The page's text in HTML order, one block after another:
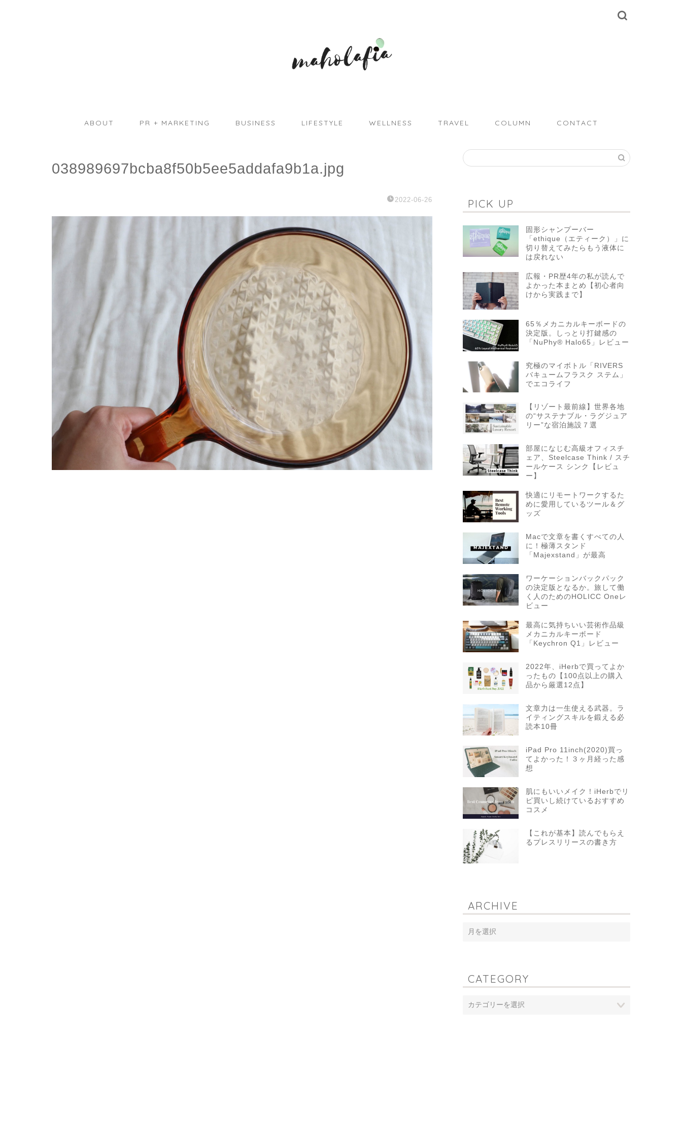
ABOUT PR + MARKETING BUSINESS LIFESTYLE WELLNESS TRAVEL COLUMN CONTACT
038989697bcba8f50b5ee5addafa9b1a.jpg
2022-06-26 PICK UP
固形シャンプーバー
「ethique（エティーク）」に
切り替えてみたらもう液体に
は戻れない
広報・PR歴4年の私が読んで
よかった本まとめ【初心者向
けから実践まで】
65％メカニカルキーボードの
決定版。しっとり打鍵感の
「NuPhy® Halo65」レビュー
究極のマイボトル「RIVERS
バキュームフラスク ステム」
でエコライフ
【リゾート最前線】世界各地
の“サステナブル・ラグジュア
リー”な宿泊施設７選
部屋になじむ高級オフィスチ
ェア、Steelcase Think / スチ
ールケース シンク【レビュ
ー】
快適にリモートワークするた
めに愛用しているツール＆グ
ッズ
Macで文章を書くすべての人
に！極薄スタンド
「Majexstand」が最高
ワーケーションバックパック
の決定版となるか。旅して働
く人のためのHOLICC Oneレ
ビュー
最高に気持ちいい芸術作品級
メカニカルキーボード
「Keychron Q1」レビュー
2022年、iHerbで買ってよか
ったもの【100点以上の購入
品から厳選12点】
文章力は一生使える武器。ラ
イティングスキルを鍛える必
読本10冊
iPad Pro 11inch(2020)買っ
てよかった！３ヶ月経った感
想
肌にもいいメイク！iHerbでリ
ピ買いし続けているおすすめ
コスメ
【これが基本】読んでもらえ
るプレスリリースの書き方
ARCHIVE
CATEGORY